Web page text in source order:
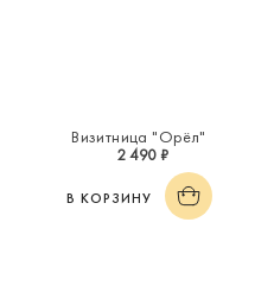
Визитница "Орёл"
2 490 ₽
В КОРЗИНУ